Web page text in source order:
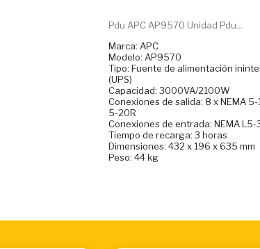
Pdu APC AP9570 Unidad Pdu...
Marca: APC
Modelo: AP9570
Tipo: Fuente de alimentación
(UPS)
Capacidad: 3000VA/2100W
Conexiones de salida: 8 x NEMA 5-
5-20R
Conexiones de entrada: NEMA L5-
Tiempo de recarga: 3 horas
Dimensiones: 432 x 196 x 635 mm
Peso: 44 kg